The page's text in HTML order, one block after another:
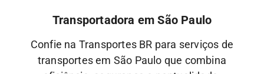
Transportadora em São Paulo
Confie na Transportes BR para serviços de
transportes em São Paulo que combina